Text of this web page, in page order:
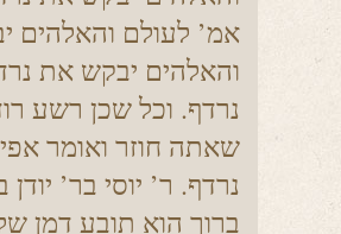
אמ’ לעולם והאלהים
והאלהים יבקש את
נרדף. וכל שכן רשע
שאתה חוזר ואומר
נרדף. ר’ יוסי בר’
ברוך הוא תובע דמן